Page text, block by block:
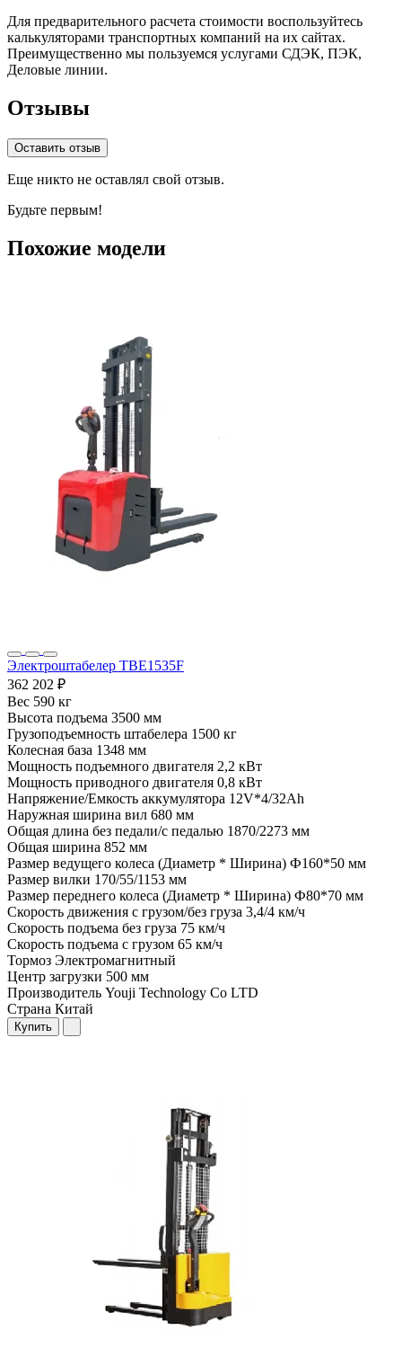
Для предварительного расчета стоимости воспользуйтесь
калькуляторами транспортных компаний на их сайтах.
Преимущественно мы пользуемся услугами СДЭК, ПЭК,
Деловые линии.
Отзывы
Оставить отзыв
Еще никто не оставлял свой отзыв.
Будьте первым!
Похожие модели
Электроштабелер TBE1535F
362 202 ₽
Вес 590 кг
Высота подъема 3500 мм
Грузоподъемность штабелера 1500 кг
Колесная база 1348 мм
Мощность подъемного двигателя 2,2 кВт
Мощность приводного двигателя 0,8 кВт
Напряжение/Емкость аккумулятора 12V*4/32Ah
Наружная ширина вил 680 мм
Общая длина без педали/с педалью 1870/2273 мм
Общая ширина 852 мм
Размер ведущего колеса (Диаметр * Ширина) Ф160*50 мм
Размер вилки 170/55/1153 мм
Размер переднего колеса (Диаметр * Ширина) Ф80*70 мм
Скорость движения с грузом/без груза 3,4/4 км/ч
Скорость подъема без груза 75 км/ч
Скорость подъема с грузом 65 км/ч
Тормоз Электромагнитный
Центр загрузки 500 мм
Производитель Youji Technology Co LTD
Страна Китай
Купить